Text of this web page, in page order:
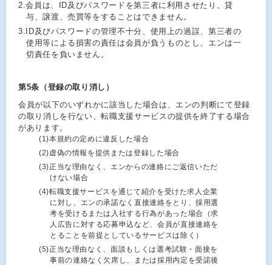
2.会員は、ID及びパスワードを第三者に利用させたり、貸
与、譲渡、売買等をすることはできません。
3. ID及びパスワードの管理不十分、使用上の過誤、第三者の
使用等による損害の責任は会員が負うものとし、エンは一
切責任を負いません。
第5条（登録の取り消し）
会員が以下のいずれかに該当した場合は、エンの判断にて登録
の取り消しを行ない、転職支援サービスの提供を終了する場合
があります。
(1)本規約の定めに違反した場合
(2)虚偽の情報を提供または登録した場合
(3)正当な理由なく、エンからの連絡にご返信いただ
けない場合
(4)転職支援サービスを通じて紹介を受けた求人企業
に対し、エンの承諾なく直接連絡をとり、採用選
考を受けるまたは入社する行為があった場合（求
人広告に対する応募申込など、会員が直接連絡を
とることを前提としているサービスは除く）
(5)正当な理由なく、面談もしくは選考試験・面接を
事前の連絡なく欠席し、または採用内定を受諾後